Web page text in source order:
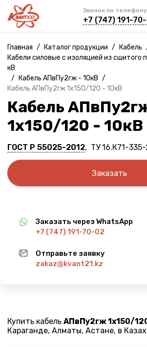
Звонок по телефону
+7 (747) 191-
Главная / Каталог продукции / Кабель
Кабели силовые с изоляцией из сшитого
кВ
/
Кабель АПвПу2гж - 10кВ /
Кабель АПвПу2гж 1х150/120 - 10кВ
Кабель
1х150/120 - 10кВ
ГОСТ Р 55025-2012, ТУ 16.К71-
Заказать
Заказать через WhatsApp
+7 (747) 191-70-02
Отправьте заявку
zakaz@kvant21.kz
Купить кабель АПвПу2гж 1х150/
Караганде, Алматы, Астане, в